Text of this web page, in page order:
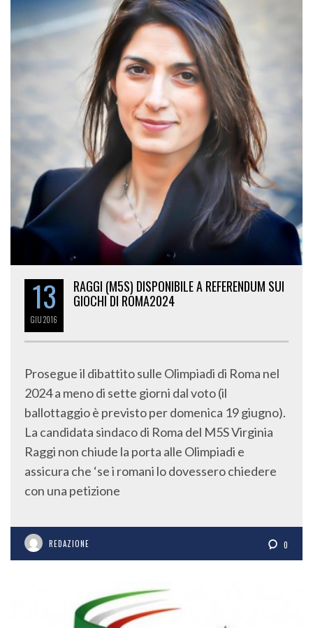
13
GIU2016
RAGGI (M5S) DISPONIBILE A REFERENDUM SUI
GIOCHI DI ROMA2024
Prosegue il dibattito sulle Olimpiadi di Roma nel
2024 a meno di sette giorni dal voto (il
ballottaggio è previsto per domenica 19 giugno).
La candidata sindaco di Roma del M5S Virginia
Raggi non chiude la porta alle Olimpiadi e
assicura che ‘se i romani lo dovessero chiedere
con una petizione
REDAZIONE 0